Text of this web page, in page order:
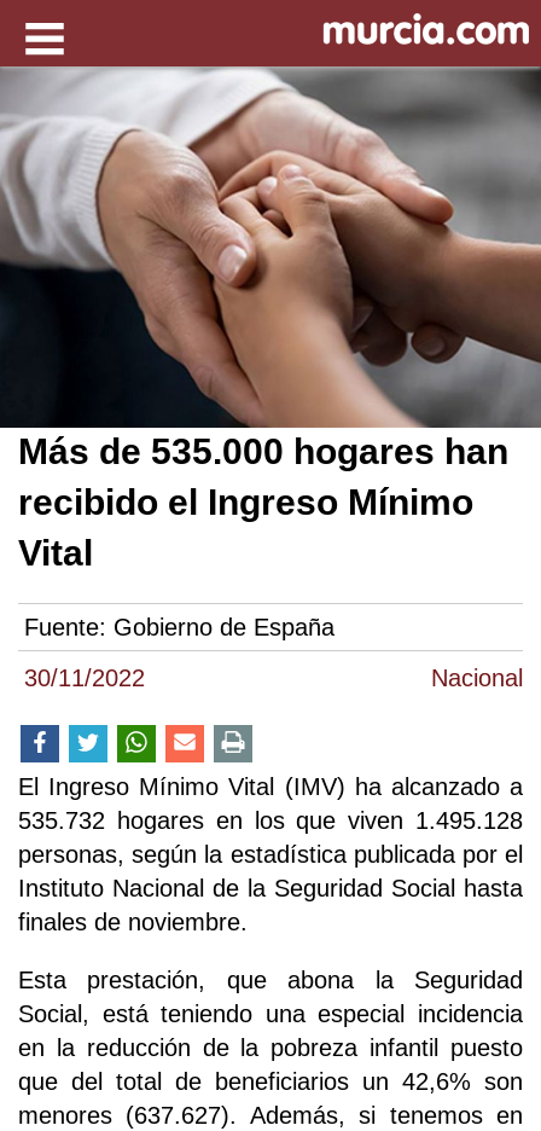
30/11/2022 Nacional
Más de 535.000 hogares han
recibido el Ingreso Mínimo
Vital
Fuente: Gobierno de España
El Ingreso Mínimo Vital (IMV) ha alcanzado a
535.732 hogares en los que viven 1.495.128
personas, según la estadística publicada por el
Instituto Nacional de la Seguridad Social hasta
finales de noviembre.
Esta prestación, que abona la Seguridad
Social, está teniendo una especial incidencia
en la reducción de la pobreza infantil puesto
que del total de beneficiarios un 42,6% son
menores (637.627). Además, si tenemos en